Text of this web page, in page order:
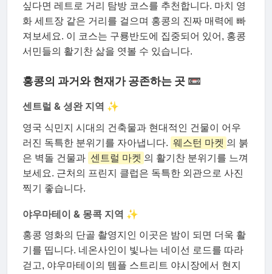
싶다면 레트로 거리 탐방 코스를 추천합니다. 마치 영
화 세트장 같은 거리를 걸으며 홍콩의 진짜 매력에 빠
져보세요. 이 코스는 구룡반도에 집중되어 있어, 홍콩
서민들의 활기찬 삶을 엿볼 수 있습니다.
홍콩의 과거와 현재가 공존하는 곳 📼
센트럴 & 셩완 지역 ✨
영국 식민지 시대의 건축물과 현대적인 건물이 어우
러진 독특한 분위기를 자아냅니다. 웨스턴 마켓 의 붉
은 벽돌 건물과 센트럴 마켓 의 활기찬 분위기를 느껴
보세요. 근처의 프린지 클럽은 독특한 외관으로 사진
찍기 좋습니다.
야우마테이 & 몽콕 지역 ✨
홍콩 영화의 단골 촬영지인 이곳은 밤이 되면 더욱 활
기를 띱니다. 네온사인이 빛나는 네이선 로드를 따라
걷고, 야우마테이의 템플 스트리트 야시장에서 현지